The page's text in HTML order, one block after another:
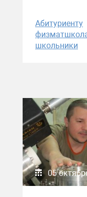
Абитуриенту
школьники
05